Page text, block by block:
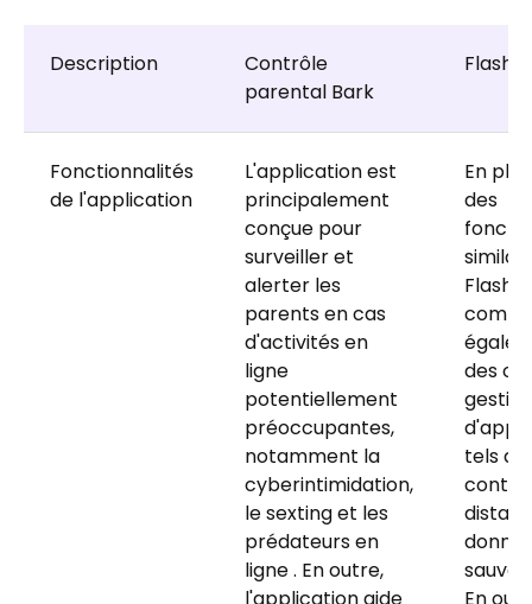
Description
Contrôle
parental Bark
Fonctionnalités
de l'application
L'application est
principalement
conçue pour
surveiller et
alerter les
parents en cas
d'activités en
ligne
potentiellement
préoccupantes,
notamment la
cyberintimidation,
le sexting et les
prédateurs en
ligne . En outre,
En
des
des
gestion
tels